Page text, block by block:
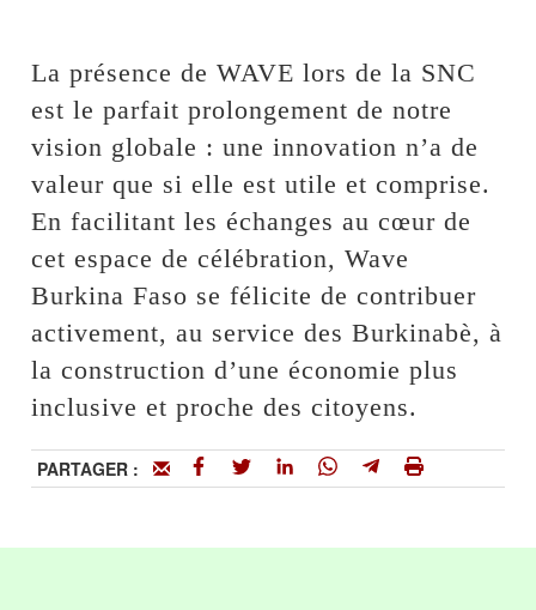
La présence de WAVE lors de la SNC
est le parfait prolongement de notre
vision globale : une innovation n’a de
valeur que si elle est utile et comprise.
En facilitant les échanges au cœur de
cet espace de célébration, Wave
Burkina Faso se félicite de contribuer
activement, au service des Burkinabè, à
la construction d’une économie plus
inclusive et proche des citoyens.
PARTAGER :